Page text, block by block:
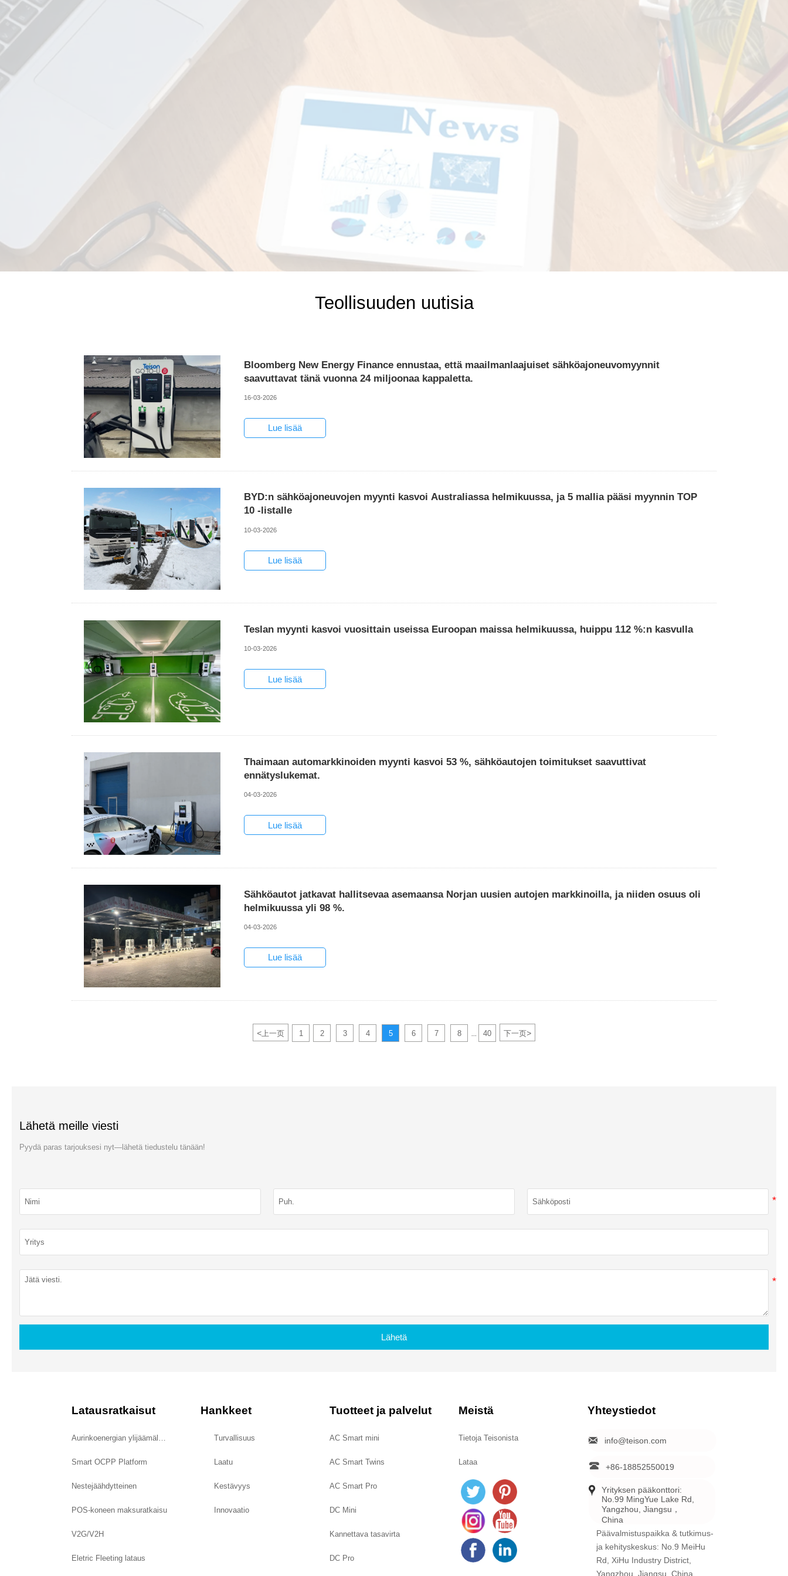
Teollisuuden uutisia
Bloomberg New Energy Finance ennustaa, että maailmanlaajuiset sähköajoneuvomyynnit
saavuttavat tänä vuonna 24 miljoonaa kappaletta.
16-03-2026
Lue lisää
BYD:n sähköajoneuvojen myynti kasvoi Australiassa helmikuussa, ja 5 mallia pääsi myynnin TOP
10 -listalle
10-03-2026
Lue lisää
Teslan myynti kasvoi vuosittain useissa Euroopan maissa helmikuussa, huippu 112 %:n kasvulla
10-03-2026
Lue lisää
Thaimaan automarkkinoiden myynti kasvoi 53 %, sähköautojen toimitukset saavuttivat
ennätyslukemat.
04-03-2026
Lue lisää
Sähköautot jatkavat hallitsevaa asemaansa Norjan uusien autojen markkinoilla, ja niiden osuus oli
helmikuussa yli 98 %.
04-03-2026
Lue lisää
< 上一页 1 2 3 4 5 6 7 8 40 下一页>
Lähetä meille viesti
Pyydä paras tarjouksesi nyt—lähetä tiedustelu tänään!
Lähetä
Latausratkaisut
Smart OCPP Platform
Nestejäähdytteinen
POS-koneen maksuratkaisu
V2G/V2H
Eletric Fleeting lataus
Hankkeet
Turvallisuus
Laatu
Kestävyys
Innovaatio
Tuotteet ja palvelut
AC Smart mini
AC Smart Twins
AC Smart Pro
DC Mini
Kannettava tasavirta
DC Pro
Meistä
Tietoja Teisonista
Lataa
Yhteystiedot
 info@teison.com
 +86-18852550019

Yrityksen pääkonttori:
No.99 MingYue Lake Rd,
Yangzhou, Jiangsu，
China
Päävalmistuspaikka & tutkimus-
ja kehityskeskus: No.9 MeiHu
Rd, XiHu Industry District,
Yangzhou, Jiangsu, China